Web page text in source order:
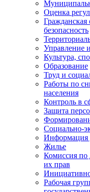
Оценка
безопасность
Управление
Культура,
Образование
Труд и
Работы по
населения
Контроль в
Защита
Социально-
Информация
Жилье
Комиссия по
их прав
Рабочая